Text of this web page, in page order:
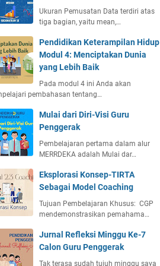
Ukuran Pemusatan Data terdiri atas
tiga bagian, yaitu mean,…
Pendidikan Keterampilan Hidup
Modul 4: Menciptakan Dunia
yang Lebih Baik
Pada modul 4 ini Anda akan
pembahasan tentang…
Mulai dari Diri-Visi Guru
Penggerak
Pembelajaran pertama dalam alur
MERRDEKA adalah Mulai dar…
Eksplorasi Konsep-TIRTA
Sebagai Model Coaching
Tujuan Pembelajaran Khusus: CGP
mendemonstrasikan pemahama…
Jurnal Refleksi Minggu Ke-7
Calon Guru Penggerak
Tak terasa sudah tujuh minggu saya